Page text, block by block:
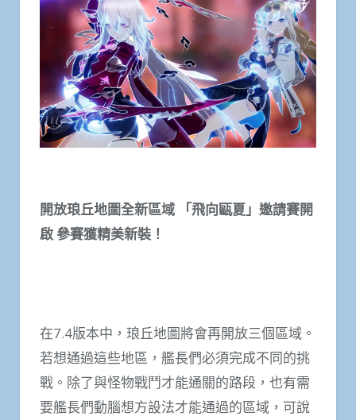
開放琅丘地圖全新區域 「飛向甌夏」邀請賽開
啟 參賽獲精美新裝！
在7.4版本中，琅丘地圖將會再開放三個區域。
若想通過這些地區，艦長們必須完成不同的挑
戰。除了與怪物戰鬥才能通關的路段，也有需
要艦長們動腦想方設法才能通過的區域，可說